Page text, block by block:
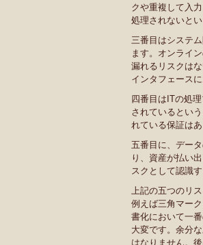
クや重複して入
処理されないと
三番目はシステ
ます。オンライ
漏れるリスクは
インタフェース
四番目はITの処
されているとい
れている保証は
五番目に、デー
り、資産が払い
スクとして認識
上記の五つのリ
例えば三角マーク
書化において一
大変です。余分
はなりません。